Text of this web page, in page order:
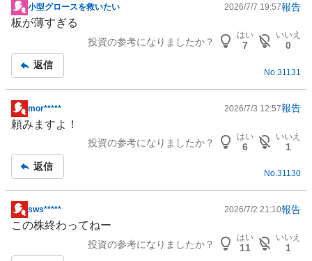
掲
示
事
小型グロースを救いたい 2026/7/7 19:57報告
板が薄すぎる
投資の参考になりましたか？
はい
7
いいえ
0
返信
No. 31131
掲
示
事
mor***** 2026/7/3 12:57報告
頼みますよ！
投資の参考になりましたか？
はい
6
いいえ
1
返信
No.31130
掲
示
sws***** 2026/7/2 21:10報告
この株終わってねー
投資の参考になりましたか？
はい
11
いいえ
1